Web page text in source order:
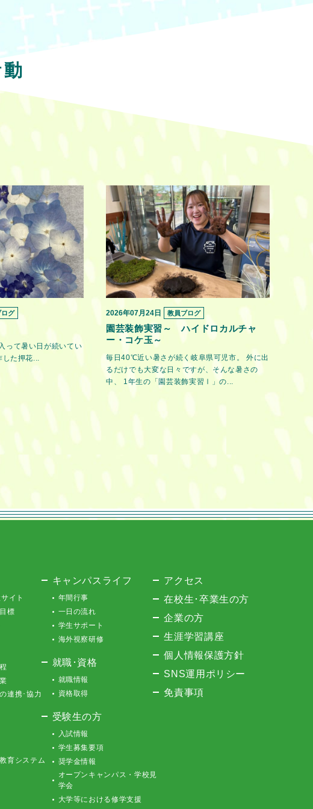
ログ
って暑い日が続いてい
た押花...
2026年07月24日 教員ブログ
園芸装飾実習～ ハイドロカルチャ
ー・コケ玉～
毎日40℃近い暑さが続く岐阜県可児市。 外に出
るだけでも大変な日々ですが、そんな暑さの
中、 1年生の「園芸装飾実習Ⅰ」の...
イト
標
連携･協力
育システム
キャンパスライフ
年間行事
一日の流れ
学生サポート
海外視察研修
就職･資格
就職情報
資格取得
受験生の方
入試情報
学生募集要項
奨学金情報
オープンキャンパス・学校見
学会
大学等における修学支援
アクセス
在校生･卒業生の方
企業の方
生涯学習講座
個人情報保護方針
SNS運用ポリシー
免責事項